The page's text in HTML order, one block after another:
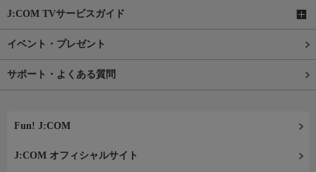
J:COM TVサービスガイド
イベント・プレゼント
サポート・よくある質問
Fun! J:COM
J:COM オフィシャルサイト